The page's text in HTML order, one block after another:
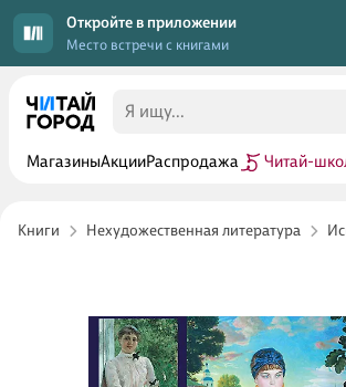
Откройте в приложении
Место встречи с книгами
МагазиныАкцииРаспродажа Читай-
Книги Нехудожественная литература